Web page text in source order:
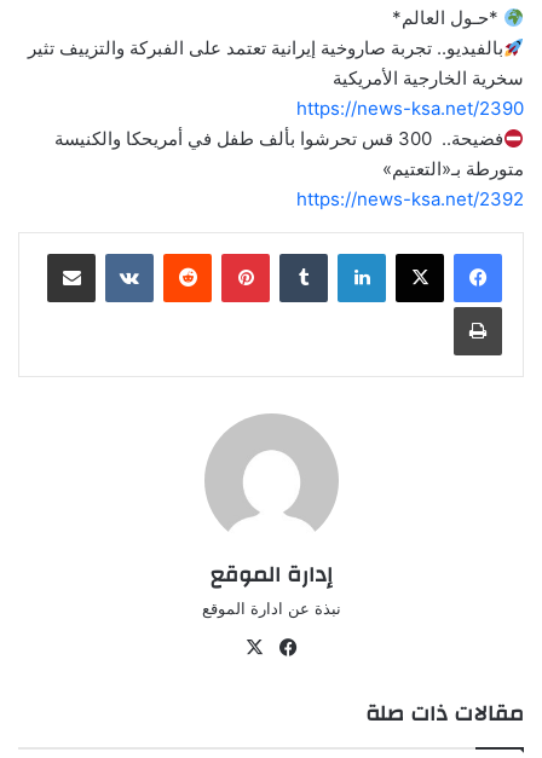
*حـول العالم*
بالفيديو.. تجربة صاروخية إيرانية تعتمد على الفبركة والتزييف تثير
سخرية الخارجية الأمريكية
https://news-ksa.net/2390
فضيحة.. 300 قس تحرشوا بألف طفل في أمريحكا والكنيسة
متورطة بـ«التعتيم»
https://news-ksa.net/2392
لينكدإن بينتيريست
إدارة الموقع
نبذة عن ادارة الموقع
في
مقالات ذات صلة